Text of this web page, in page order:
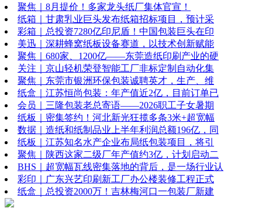
聚焦｜8月提价！多家龙头纸厂集体官宣！
纸箱｜甘肃乳业巨头发布纸箱招标项目，预计采
彩箱｜总投资7280亿印尼盾！中国包装巨头在印
美迅｜深耕蜂窝纸板设备赛道，以技术创新赋能
聚焦｜680家、1200亿——东莞造纸印刷产业的硬
关注｜京山轻机荣登智能工厂非标定制自动化集
聚焦｜东莞市银洲环保包装诚聘英才，生产、维
纸盒｜江苏恒尚包装：年产值近2亿，目前订单已
会员｜三隆包装老总寄语——2026职工子女暑期
纸板｜密集签约！河北新光狂揽多条3米+超宽幅
数据｜造纸和纸制品业上半年利润总额196亿，同
纸板｜江苏知名水产企业布局纸包装项目，将引
聚焦｜陕西这家二级厂年产值约3亿，计划启动二
BHS｜超宽幅瓦线密集落地的背后，是一场行业认
彩印｜广东兴艺印刷新工厂办公楼装修工程正式
纸盒｜总投资2000万！吉林梅河口一包装厂新建